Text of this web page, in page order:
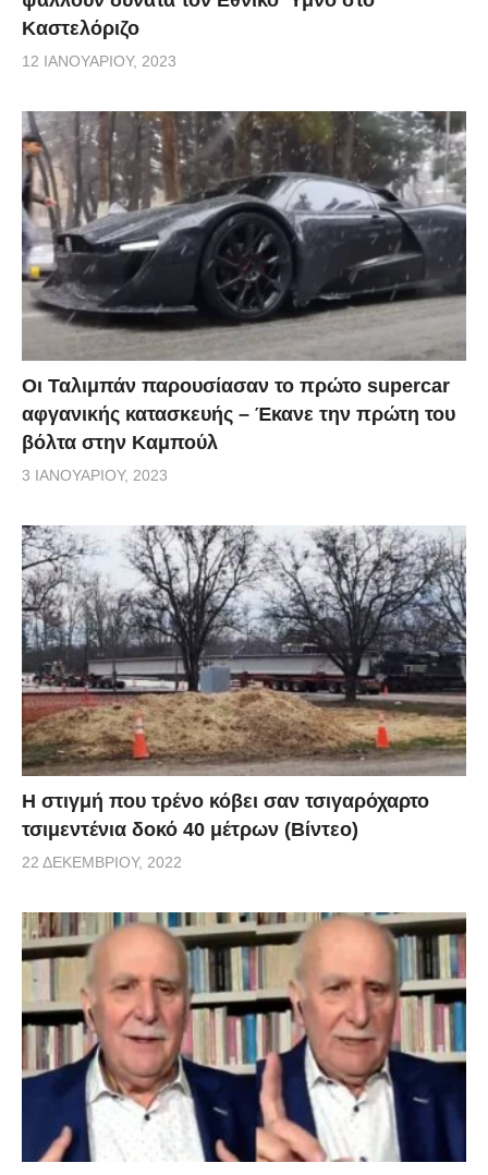
Καστελόριζο
12 ΙΑΝΟΥΑΡΊΟΥ, 2023
Οι Ταλιμπάν παρουσίασαν το πρώτο supercar
αφγανικής κατασκευής – Έκανε την πρώτη του
βόλτα στην Καμπούλ
3 ΙΑΝΟΥΑΡΊΟΥ, 2023
H στιγμή που τρένο κόβει σαν τσιγαρόχαρτο
τσιμεντένια δοκό 40 μέτρων (Βίντεο)
22 ΔΕΚΕΜΒΡΊΟΥ, 2022